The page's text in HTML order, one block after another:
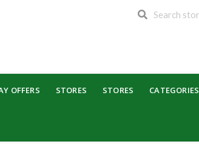
OFFERS STORES STORES CATEGORIES